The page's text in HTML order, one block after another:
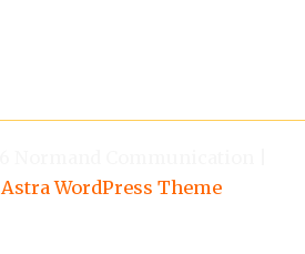
Astra WordPress Theme